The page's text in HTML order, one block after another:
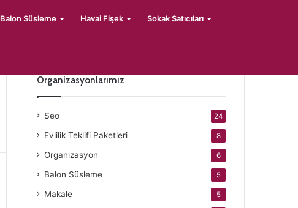
Balon Süsleme Havai Fişek Sokak Satıcıları
Organizasyonlarımız
Seo 24
Evlilik Teklifi Paketleri 8
Organizasyon 6
Balon Süsleme 5
Makale 5